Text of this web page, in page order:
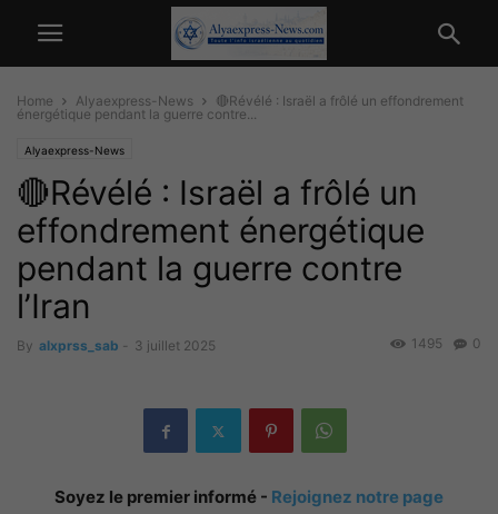
Home Alyaexpress-News
🔴Révélé : Israël a frôlé un effondrement
énergétique pendant la guerre contre...
Alyaexpress-News
🔴Révélé : Israël a frôlé un
effondrement énergétique
pendant la guerre contre
l’Iran
By alxprss_sab - 3 juillet 2025 0
1495
Soyez le premier informé - Rejoignez notre page